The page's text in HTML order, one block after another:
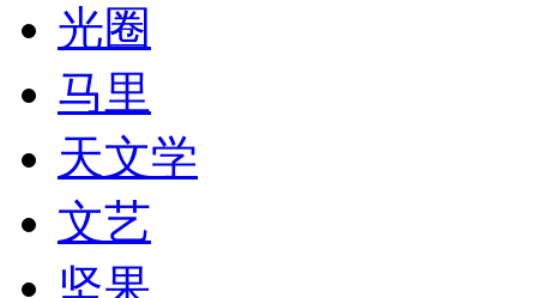
光圈
马里
天文学
文艺
坚果